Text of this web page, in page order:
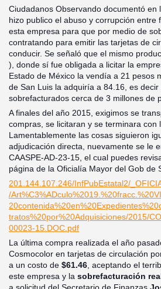
Ciudadanos Observando documentó en
hizo publico el abuso y corrupción entre
esta empresa para que por medio de
contratando para emitir las tarjetas de
conducir. Se señaló que el mismo
), donde sí fue obligada a licitar la
Estado de México la vendía a 21 pesos
de San Luis la adquiría a 84.16, es
sobrefacturados cerca de 3 millones de
A finales del año 2015, exigimos se
compras, se licitaran y se terminara con
Lamentablemente las cosas siguieron
adjudicación directa, nuevamente se le
CAASPE-AD-23-15, el cual puedes
página de la Oficialía Mayor del Gob de
201.144.107.246/InfPubEstatal2/
/
tratos%20por%20Adquisiciones/2015/
00023-15.DOC.pdf
La última compra realizada el año
Cosmocolor en tarjetas de circulación
a un costo de $61.46, aceptando el
este empresa y la sobrefacturación